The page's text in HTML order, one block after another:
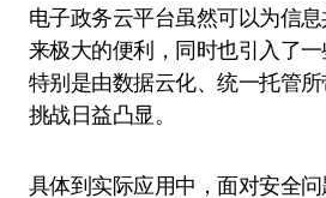
电子政务云平台虽然可以为信
来极大的便利，同时也引入了一
特别是由数据云化、统一托管
挑战日益凸显。
具体到实际应用中，面对安全